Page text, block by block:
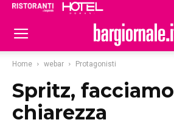
Home webar Protagonisti
Spritz, facciamo
chiarezza